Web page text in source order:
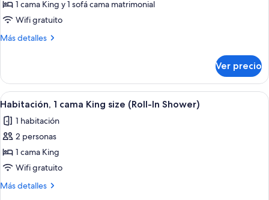
de
Habitación,
1
size
sofá
cama
1 cama King y 1 sofá cama matrimonial
Wifi gratuito
Más detalles
Más
1
cama
King
sofá
Ver precio
Abrir
todas
las
fotos
de
Habitación,
1
Habitación de hotel con cama,
6
Habitación, 1 cama King size (Roll-In Shower)
1 habitación
2 personas
1 cama King
Wifi gratuito
Más detalles
Más